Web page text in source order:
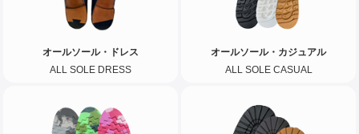
オールソール・ドレス
ALL SOLE DRESS
オールソール・カジュアル
ALL SOLE CASUAL